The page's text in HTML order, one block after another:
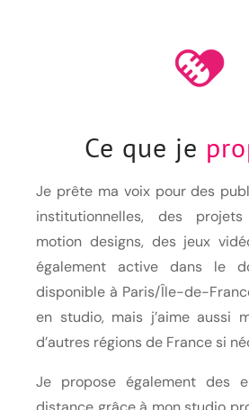
Ce que je
Je prête ma voix pour des
institutionnelles, des
motion designs, des jeux
également active dans le
disponible à Paris/Île-de-
en studio, mais j’aime aussi
d’autres régions de France si
Je propose également des